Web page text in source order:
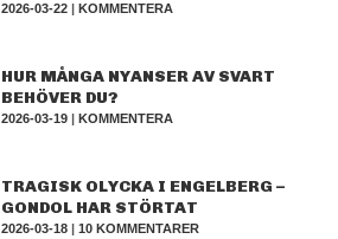
2026-03-22 |KOMMENTERA
HUR MÅNGA NYANSER AV SVART
BEHÖVER DU?
2026-03-19 |KOMMENTERA
TRAGISK OLYCKA I ENGELBERG –
GONDOL HAR STÖRTAT
2026-03-18 |10 KOMMENTARER